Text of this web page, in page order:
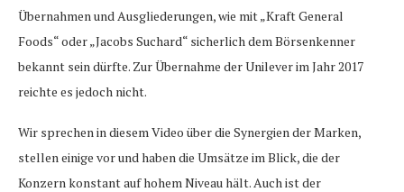
Übernahmen und Ausgliederungen, wie mit „Kraft General
Foods“ oder „Jacobs Suchard“ sicherlich dem Börsenkenner
bekannt sein dürfte. Zur Übernahme der Unilever im Jahr 2017
reichte es jedoch nicht.
Wir sprechen in diesem Video über die Synergien der Marken,
stellen einige vor und haben die Umsätze im Blick, die der
Konzern konstant auf hohem Niveau hält. Auch ist der